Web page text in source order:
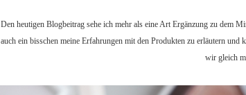
Den heutigen Blogbeitrag sehe ich mehr als eine Art Ergänzung zu dem
auch ein bisschen meine Erfahrungen mit den Produkten zu erläutern
wir gleich